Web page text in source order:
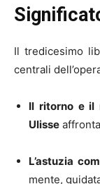
Il tredicesimo
centrali
Il ritorno e il
Ulisse
L’astuzia
mente,